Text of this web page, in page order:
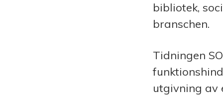
bibliotek,
branschen.
Tidningen
utgivning av